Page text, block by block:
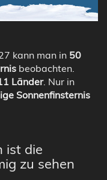
kann man in 50
beobachten.
Länder. Nur in
Sonnenfinsternis
ist die
zu sehen